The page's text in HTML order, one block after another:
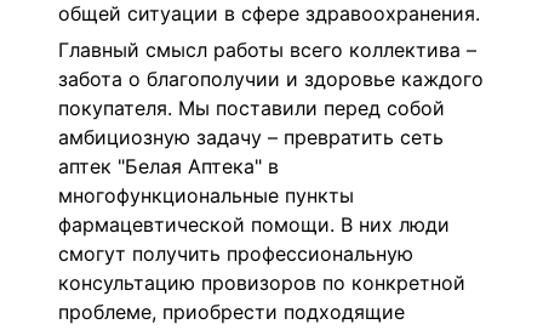
общей ситуации в сфере здравоохранения.
Главный смысл работы всего коллектива –
забота о благополучии и здоровье каждого
покупателя. Мы поставили перед собой
амбициозную задачу – превратить сеть
аптек "Белая Аптека" в
многофункциональные пункты
фармацевтической помощи. В них люди
смогут получить профессиональную
консультацию провизоров по конкретной
проблеме, приобрести подходящие